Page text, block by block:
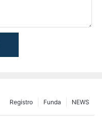
NEWS
Funda
Registro